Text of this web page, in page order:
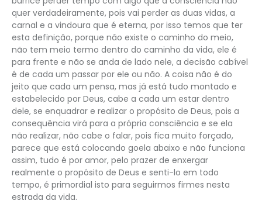
quer verdadeiramente, pois vai perder as duas vidas, a
carnal e a vindoura que é eterna, por isso temos que ter
esta definição, porque não existe o caminho do meio,
não tem meio termo dentro do caminho da vida, ele é
para frente e não se anda de lado nele, a decisão cabível
é de cada um passar por ele ou não. A coisa não é do
jeito que cada um pensa, mas já está tudo montado e
estabelecido por Deus, cabe a cada um estar dentro
dele, se enquadrar e realizar o propósito de Deus, pois a
consequência virá para a própria consciência e se ela
não realizar, não cabe o falar, pois fica muito forçado,
parece que está colocando goela abaixo e não funciona
assim, tudo é por amor, pelo prazer de enxergar
realmente o propósito de Deus e senti-lo em todo
tempo, é primordial isto para seguirmos firmes nesta
estrada da vida.